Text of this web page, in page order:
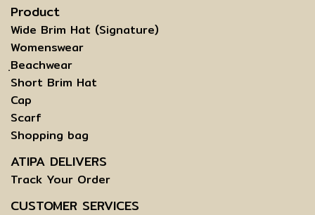
Product
Wide Brim Hat (Signature)
Womenswear
ฺBeachwear
Short Brim Hat
Cap
Scarf
Shopping bag
ATIPA DELIVERS
Track Your Order
CUSTOMER SERVICES